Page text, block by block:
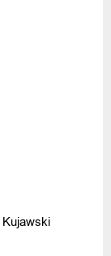
Kujawski